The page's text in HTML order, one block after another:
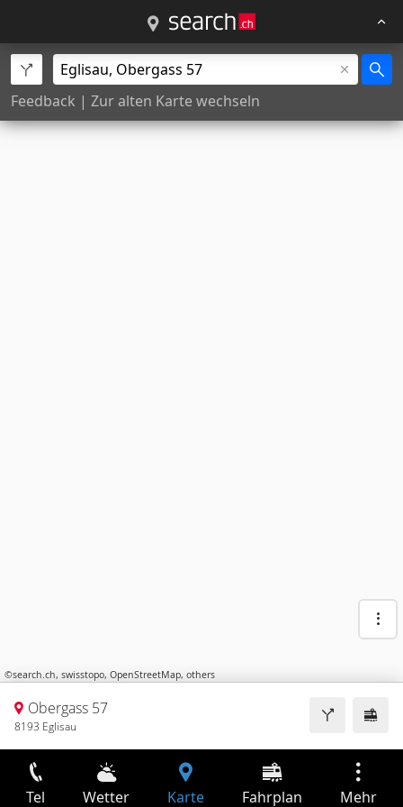
Feedback | Zur alten Karte wechseln
©search.ch, swisstopo, OpenStreetMap, others
Obergass 57
8193 Eglisau
Tel Wetter Karte Fahrplan Mehr